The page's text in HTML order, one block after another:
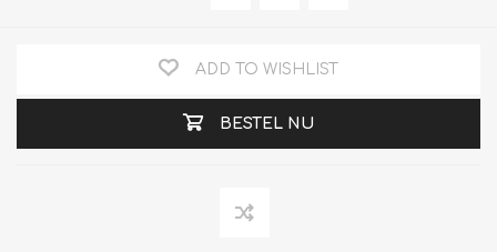
ADD TO WISHLIST
BESTEL NU